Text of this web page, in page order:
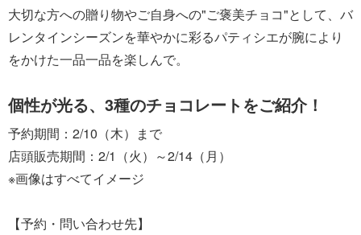
大切な方への贈り物やご自身への"ご褒美チョコ"として、バ
レンタインシーズンを華やかに彩るパティシエが腕により
をかけた一品一品を楽しんで。
個性が光る、3種のチョコレートをご紹介！
予約期間：2/10（木）まで
店頭販売期間：2/1（火）～2/14（月）
※画像はすべてイメージ
【予約・問い合わせ先】